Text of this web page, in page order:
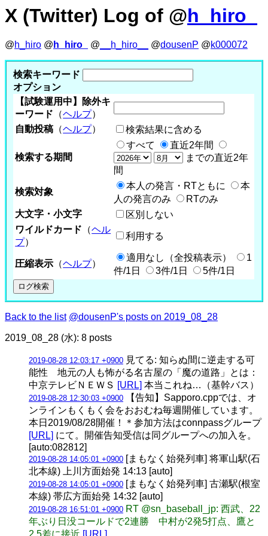
X (Twitter) Log of @h_hiro_
@h_hiro @ h_hiro_ @ __h_hiro__ @dousenP @k000072
検索キーワード
オプション
【試験運用中】除外キ
ーワード （ヘルプ）
自動投稿 （ヘルプ） 検索結果に含める
検索する期間
すべて
直近2年間
までの直近2年
間
検索対象
本人の発言・RTともに
本
人の発言のみ
RTのみ
大文字・小文字
区別しない
ワイルドカード （ヘル
プ）
利用する
圧縮表示 （ヘルプ）
適用なし（全投稿表示）
1
件/1日
3件/1日 5件/1日
Back to the list @dousenP's posts on 2019_08_28
2019_08_28 (水): 8 posts
2019-08-28 12:03:17 +0900 見てる: 知らぬ間に逆走する可
能性 地元の人も怖がる名古屋の「魔の道路」とは：
中京テレビＮＥＷＳ [URL] 本当これね…（基幹バス）
2019-08-28 12:30:03 +0900 【告知】Sapporo.cppでは、オ
ンラインもくもく会をおおむね毎週開催しています。
本日2019/08/28開催！＊参加方法はconnpassグループ
[URL] にて。開催告知受信は同グループへの加入を。
[auto:082812]
2019-08-28 14:05:01 +0900 [まもなく始発列車] 将軍山駅(石
北本線) 上川方面始発 14:13 [auto]
2019-08-28 14:05:01 +0900 [まもなく始発列車] 古瀬駅(根室
本線) 帯広方面始発 14:32 [auto]
2019-08-28 16:51:01 +0900 RT @sn_baseball_jp: 西武、22
年ぶり日没コールドで2連勝 中村が2発5打点、鷹と
2.5差に接近 [URL]